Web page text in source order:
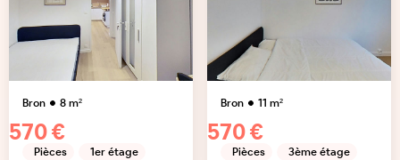
Bron 8m²
570 €
Pièces 1er étage
Bron 11 m²
570 €
Pièces 3ème étage